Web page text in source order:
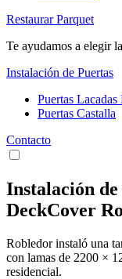
Restaurar Parquet
Te ayudamos a elegir
Instalación de Puertas
Puertas Lacadas
Puertas Castalla
Contacto
Instalación
DeckCover
Robledor instaló una
con lamas de 2200 ×
residencial.